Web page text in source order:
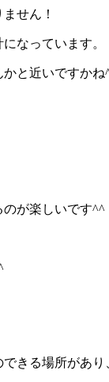
せん！
なっています。
かと近いですかね
のが楽しいです^^
きる場所があ